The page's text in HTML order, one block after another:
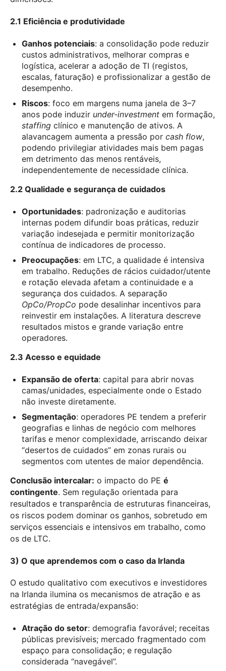
2.1 Eficiência e produtividade
Ganhos potenciais: a consolidação pode reduzir
custos administrativos, melhorar compras e
logística, acelerar a adoção de TI (registos,
escalas, faturação) e profissionalizar a gestão de
desempenho.
Riscos: foco em margens numa janela de 3–7
anos pode induzir under-investment em formação,
staffing clínico e manutenção de ativos. A
alavancagem aumenta a pressão porcash flow,
podendo privilegiar atividades mais bem pagas
em detrimento das menos rentáveis,
independentemente de necessidade clínica.
2.2 Qualidade e segurança de cuidados
Oportunidades: padronização e auditorias
internas podem difundir boas práticas, reduzir
variação indesejada e permitir monitorização
contínua de indicadores de processo.
Preocupações: em LTC, a qualidade é intensiva
em trabalho. Reduções de rácios cuidador/utente
e rotação elevada afetam a continuidade e a
segurança dos cuidados. A separação
OpCo/PropCo pode desalinhar incentivos para
reinvestir em instalações. A literatura descreve
resultados mistos e grande variação entre
operadores.
2.3 Acesso e equidade
Expansão de oferta: capital para abrir novas
camas/unidades, especialmente onde o Estado
não investe diretamente.
Segmentação: operadores PE tendem a preferir
geografias e linhas de negócio com melhores
tarifas e menor complexidade, arriscando deixar
“desertos de cuidados” em zonas rurais ou
segmentos com utentes de maior dependência.
Conclusão intercalar: o impacto do PE é
contingente. Sem regulação orientada para
resultados e transparência de estruturas financeiras,
os riscos podem dominar os ganhos, sobretudo em
serviços essenciais e intensivos em trabalho, como
os de LTC.
3) O que aprendemos com o caso da Irlanda
O estudo qualitativo com executivos e investidores
na Irlanda ilumina os mecanismos de atração e as
estratégias de entrada/expansão:
Atração do setor: demografia favorável; receitas
públicas previsíveis; mercado fragmentado com
espaço para consolidação; e regulação
considerada “navegável”.